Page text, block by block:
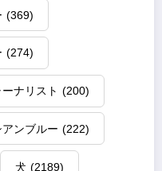
(369)
(274)
ナリスト (200)
アンブルー (222)
犬 (2189)